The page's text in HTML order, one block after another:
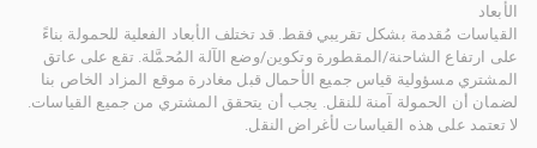
الأبعاد
القياسات مُقدمة بشكل تقريبي فقط. قد تختلف الأبعاد الفعلية للحمولة بناءً
على ارتفاع الشاحنة/المقطورة وتكوين/وضع الآلة المُحمَّلة. تقع على عاتق
المشتري مسؤولية قياس جميع الأحمال قبل مغادرة موقع المزاد الخاص بنا
لضمان أن الحمولة آمنة للنقل. يجب أن يتحقق المشتري من جميع القياسات.
لا تعتمد على هذه القياسات لأغراض النقل.